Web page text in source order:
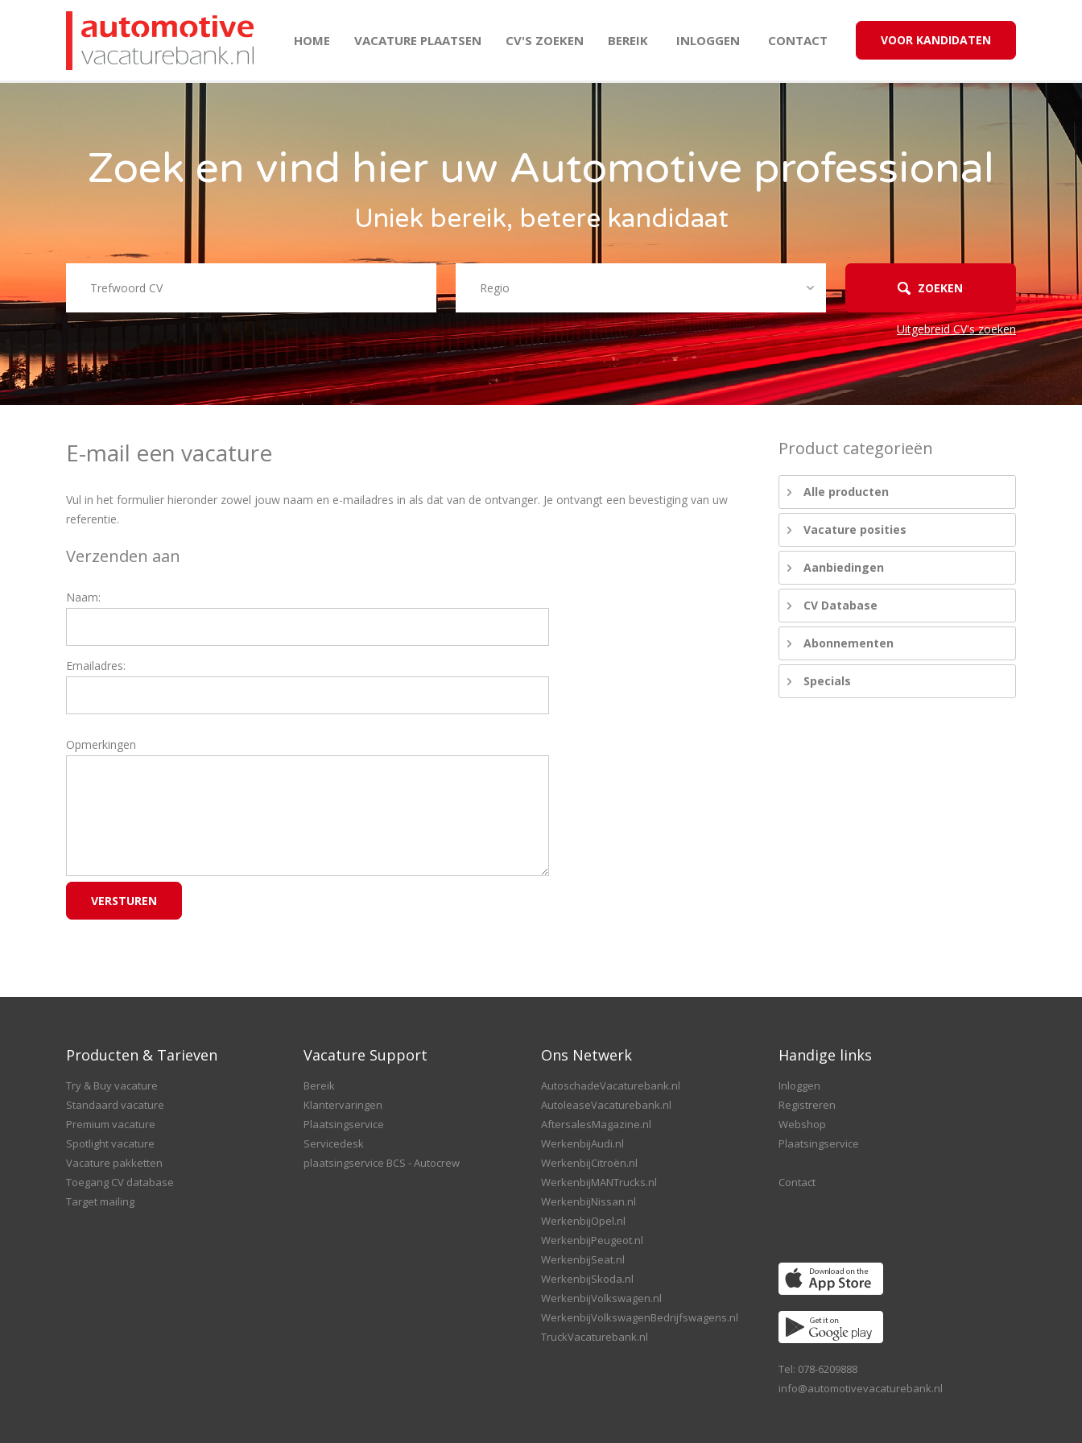
HOME VACATURE PLAATSEN CV'S ZOEKEN BEREIK INLOGGEN CONTACT VOOR KANDIDATEN
Zoek en vind hier uw Automotive professional
Uniek bereik, betere kandidaat
ZOEKEN
Uitgebreid CV's zoeken
E-mail een vacature
Vul in het formulier hieronder zowel jouw naam en e-mailadres in als dat van de ontvanger. Je ontvangt een bevestiging van uw
referentie.
Verzenden aan
Naam:
Emailadres:
Opmerkingen
Product categorieën
Alle producten
Vacature posities
Aanbiedingen
CV Database
Abonnementen
Specials
Producten & Tarieven
Try & Buy vacature
Standaard vacature
Premium vacature
Spotlight vacature
Vacature pakketten
Toegang CV database
Target mailing
Vacature Support
Bereik
Klantervaringen
Plaatsingservice
Servicedesk
plaatsingservice BCS - Autocrew
Ons Netwerk
AutoschadeVacaturebank.nl
AutoleaseVacaturebank.nl
AftersalesMagazine.nl
WerkenbijAudi.nl
WerkenbijCitroën.nl
WerkenbijMANTrucks.nl
WerkenbijNissan.nl
WerkenbijOpel.nl
WerkenbijPeugeot.nl
WerkenbijSeat.nl
WerkenbijSkoda.nl
WerkenbijVolkswagen.nl
WerkenbijVolkswagenBedrijfswagens.nl
TruckVacaturebank.nl
Handige links
Inloggen
Registreren
Webshop
Plaatsingservice
Contact
Tel: 078-6209888
info@automotivevacaturebank.nl